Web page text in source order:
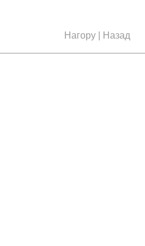
Нагору | Назад